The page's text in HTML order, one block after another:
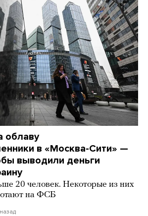
облаву
в «Москва-Сити» —
выводили деньги
20 человек. Некоторые из них
на ФСБ